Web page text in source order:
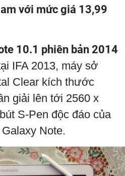
với mức giá 13,99
10.1 phiên bản 2014
IFA 2013, máy sở
Clear kích thước
giải lên tới 2560 x
S-Pen độc đáo của
Note.